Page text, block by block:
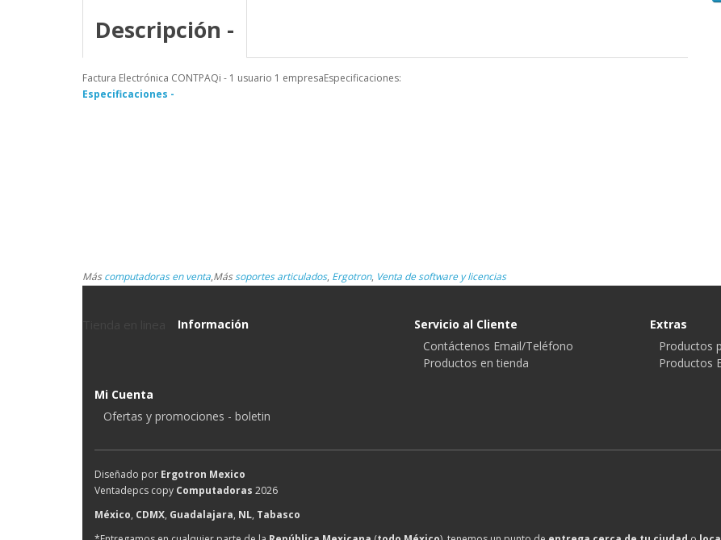
Descripción -
Factura Electrónica CONTPAQi - 1 usuario 1 empresaEspecificaciones:
Especificaciones -
Máscomputadoras en venta,Mássoportes articulados, Ergotron, Venta de software y licencias
Información
Servicio al Cliente
Contáctenos Email/Teléfono
Productos en tienda
Extras
Productos
Productos
Mi Cuenta
Ofertas y promociones - boletin
Diseñado por Ergotron Mexico
Ventadepcs copy Computadoras 2026
México, CDMX, Guadalajara, NL, Tabasco